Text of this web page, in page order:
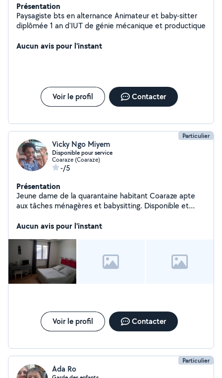
Présentation
Paysagiste bts en alternance Animateur et baby-sitter
diplômée 1 an d'IUT de génie mécanique et productique
Aucun avis pour l'instant
Voir le profil Contacter
Particulier
Vicky Ngo Miyem
Disponible pour service
Coaraze (Coaraze)
-/5
Présentation
Jeune dame de la quarantaine habitant Coaraze apte
aux tâches ménagères et babysitting. Disponible et
Aucun avis pour l'instant
Voir le profil Contacter
Particulier
Ada Ro